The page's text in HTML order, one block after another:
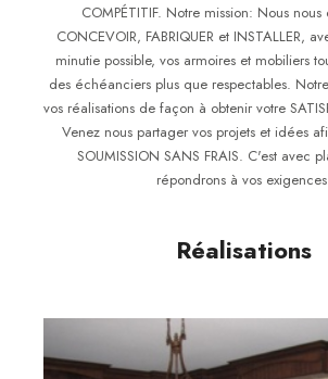
COMPÉTITIF. Notre mission: Nous
CONCEVOIR, FABRIQUER et INSTALLER,
minutie possible, vos armoires et mobiliers
des échéanciers plus que respectables.
vos réalisations de façon à obtenir votre
Venez nous partager vos projets et idées
SOUMISSION SANS FRAIS. C'est avec
répondrons à vos
Réalisations